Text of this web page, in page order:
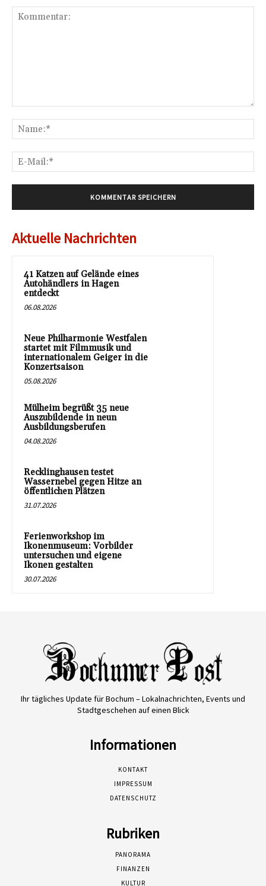
Aktuelle Nachrichten
41 Katzen auf Gelände eines
Autohändlers in Hagen
entdeckt
06.08.2026
Neue Philharmonie Westfalen
startet mit Filmmusik und
internationalem Geiger in die
Konzertsaison
05.08.2026
Mülheim begrüßt 35 neue
Auszubildende in neun
Ausbildungsberufen
04.08.2026
Recklinghausen testet
Wassernebel gegen Hitze an
öffentlichen Plätzen
31.07.2026
Ferienworkshop im
Ikonenmuseum: Vorbilder
untersuchen und eigene
Ikonen gestalten
30.07.2026
Ihr tägliches Update für Bochum – Lokalnachrichten, Events und
Stadtgeschehen auf einen Blick
Informationen
KONTAKT
IMPRESSUM
DATENSCHUTZ
Rubriken
PANORAMA
FINANZEN
KULTUR